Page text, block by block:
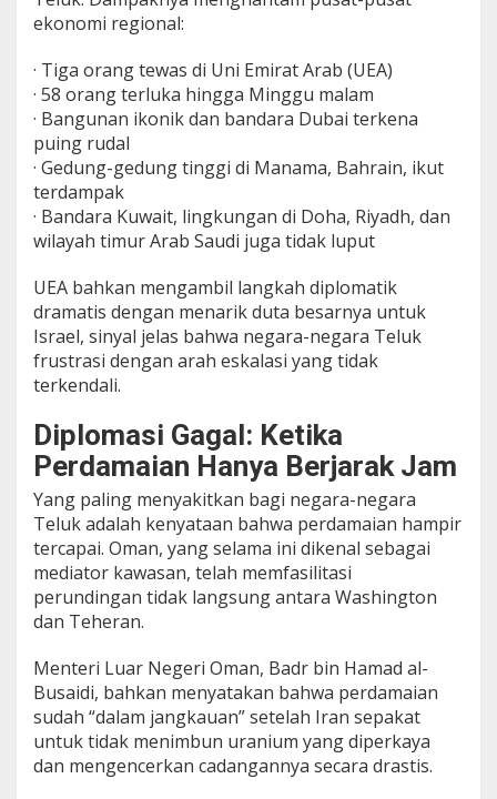
ekonomi regional:
· Tiga orang tewas di Uni Emirat Arab (UEA)
· 58 orang terluka hingga Minggu malam
· Bangunan ikonik dan bandara Dubai terkena
puing rudal
· Gedung-gedung tinggi di Manama, Bahrain, ikut
terdampak
· Bandara Kuwait, lingkungan di Doha, Riyadh, dan
wilayah timur Arab Saudi juga tidak luput
UEA bahkan mengambil langkah diplomatik
dramatis dengan menarik duta besarnya untuk
Israel, sinyal jelas bahwa negara-negara Teluk
frustrasi dengan arah eskalasi yang tidak
terkendali.
Diplomasi Gagal: Ketika
Perdamaian Hanya Berjarak Jam
Yang paling menyakitkan bagi negara-negara
Teluk adalah kenyataan bahwa perdamaian hampir
tercapai. Oman, yang selama ini dikenal sebagai
mediator kawasan, telah memfasilitasi
perundingan tidak langsung antara Washington
dan Teheran.
Menteri Luar Negeri Oman, Badr bin Hamad al-
Busaidi, bahkan menyatakan bahwa perdamaian
sudah “dalam jangkauan” setelah Iran sepakat
untuk tidak menimbun uranium yang diperkaya
dan mengencerkan cadangannya secara drastis.